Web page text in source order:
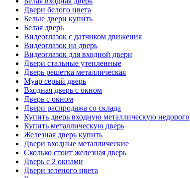
Двери белого цвета
Белые двери купить
Белая дверь
Видеоглазок с датчиком движения
Видеоглазок на дверь
Видеоглазок для входной двери
Двери стальные утепленные
Дверь решетка металлическая
Муар серый дверь
Входная дверь с окном
Дверь с окном
Двери распродажа со склада
Купить дверь входную металлическую недорого
Купить металлическую дверь
Железная дверь купить
Двери входные металлические
Сколько стоит железная дверь
Дверь с 2 окнами
Двери зеленого цвета